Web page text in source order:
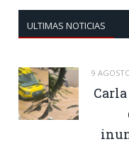
ULTIMAS NOTICIAS
9